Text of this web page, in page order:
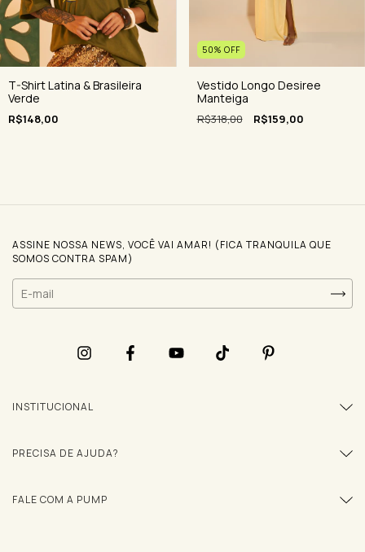
T-Shirt Latina & Brasileira
Verde
R$148,00
50% OFF
Vestido Longo Desiree
Manteiga
R$318,00 R$159,00
ASSINE NOSSA NEWS, VOCÊ VAI AMAR! (FICA TRANQUILA QUE
SOMOS CONTRA SPAM)
INSTITUCIONAL
PRECISA DE AJUDA?
FALE COM A PUMP